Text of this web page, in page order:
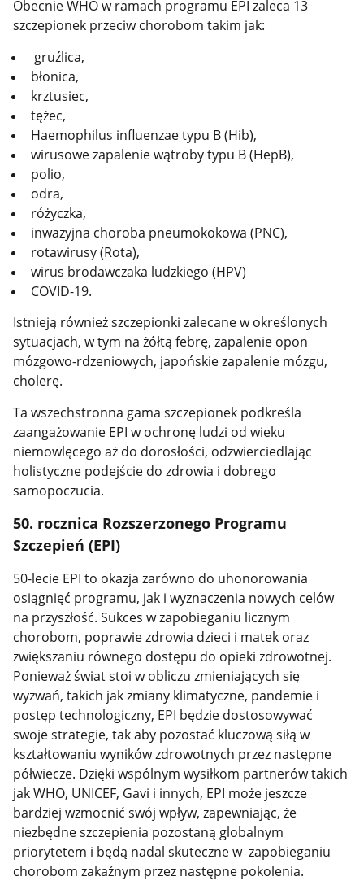
Obecnie WHO w ramach programu EPI zaleca 13
szczepionek przeciw chorobom takim jak:
gruźlica,
błonica,
krztusiec,
tężec,
Haemophilus influenzae typu B (Hib),
wirusowe zapalenie wątroby typu B (HepB),
polio,
odra,
różyczka,
inwazyjna choroba pneumokokowa (PNC),
rotawirusy (Rota),
wirus brodawczaka ludzkiego (HPV)
COVID-19.
Istnieją również szczepionki zalecane w określonych
sytuacjach, w tym na żółtą febrę, zapalenie opon
mózgowo-rdzeniowych, japońskie zapalenie mózgu,
cholerę.
Ta wszechstronna gama szczepionek podkreśla
zaangażowanie EPI w ochronę ludzi od wieku
niemowlęcego aż do dorosłości, odzwierciedlając
holistyczne podejście do zdrowia i dobrego
samopoczucia.
50. rocznica Rozszerzonego Programu
Szczepień (EPI)
50-lecie EPI to okazja zarówno do uhonorowania
osiągnięć programu, jak i wyznaczenia nowych celów
na przyszłość. Sukces w zapobieganiu licznym
chorobom, poprawie zdrowia dzieci i matek oraz
zwiększaniu równego dostępu do opieki zdrowotnej.
Ponieważ świat stoi w obliczu zmieniających się
wyzwań, takich jak zmiany klimatyczne, pandemie i
postęp technologiczny, EPI będzie dostosowywać
swoje strategie, tak aby pozostać kluczową siłą w
kształtowaniu wyników zdrowotnych przez następne
półwiecze. Dzięki wspólnym wysiłkom partnerów takich
jak WHO, UNICEF, Gavi i innych, EPI może jeszcze
bardziej wzmocnić swój wpływ, zapewniając, że
niezbędne szczepienia pozostaną globalnym
priorytetem i będą nadal skuteczne w zapobieganiu
chorobom zakaźnym przez następne pokolenia.